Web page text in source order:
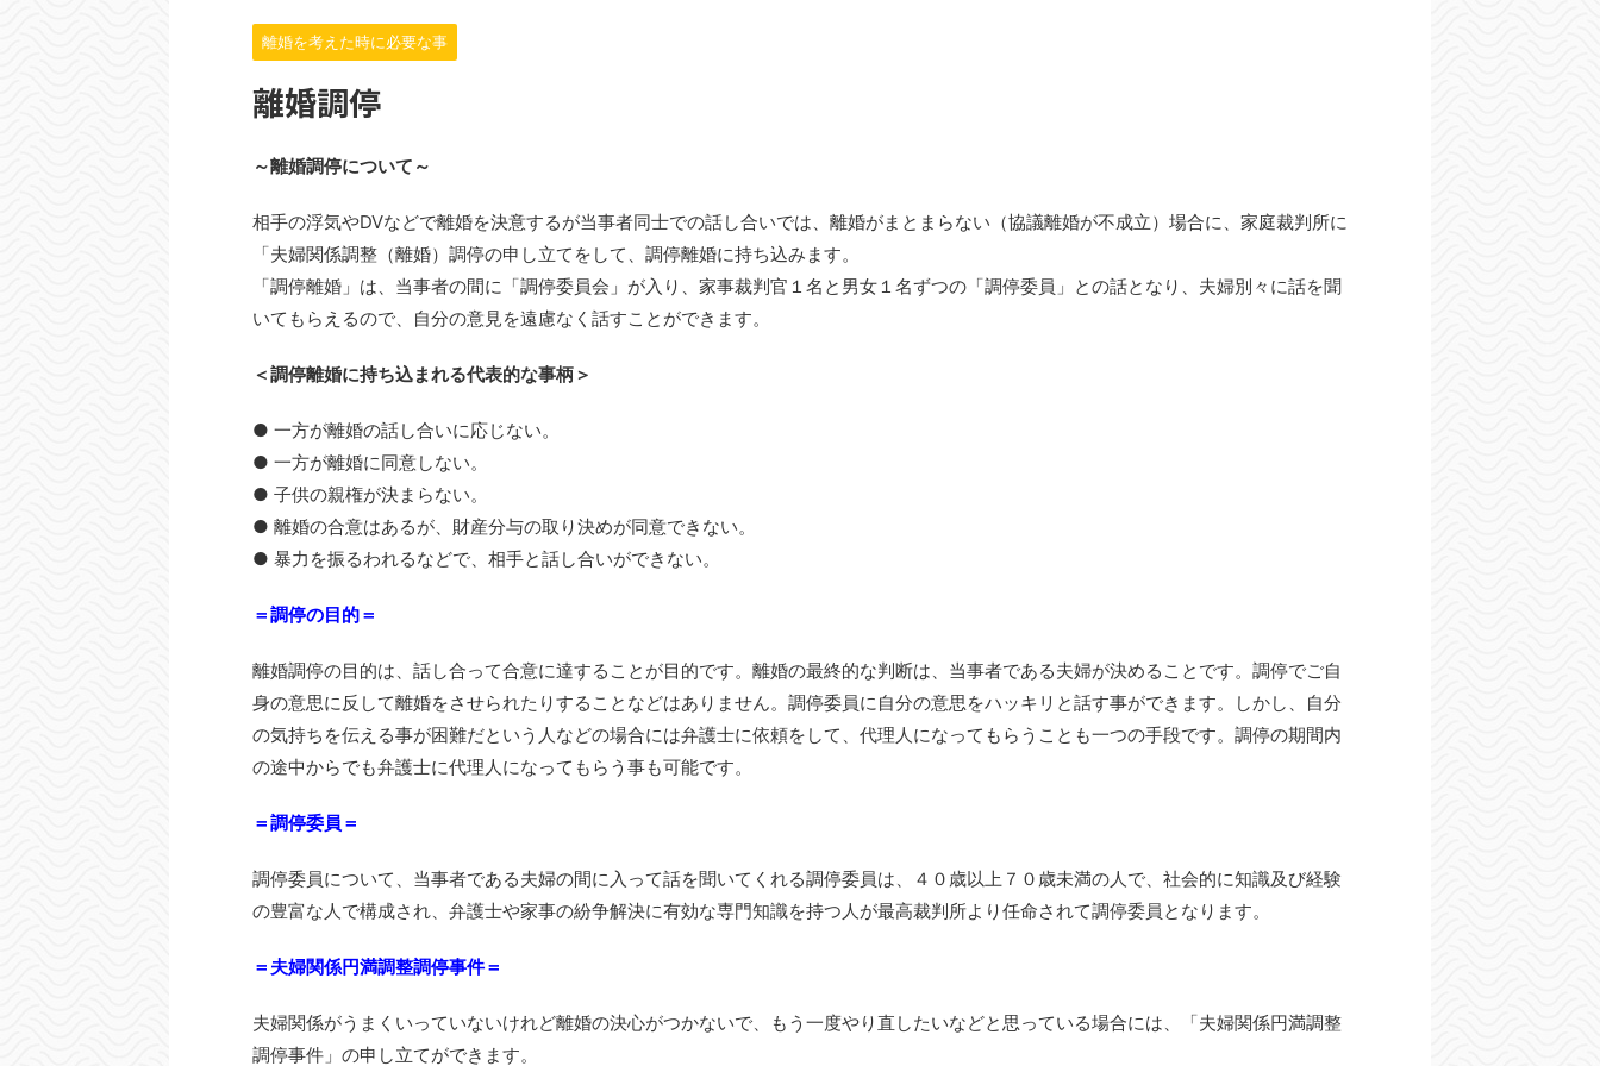
離婚を考えた時に必要な事
離婚調停
～離婚調停について～
相手の浮気やDVなどで離婚を決意するが当事者同士での話し合いでは、離婚がまとまらない（協議離婚が不成立）場合に、家庭裁判所に
「夫婦関係調整（離婚）調停の申し立てをして、調停離婚に持ち込みます。
「調停離婚」は、当事者の間に「調停委員会」が入り、家事裁判官１名と男女１名ずつの「調停委員」との話となり、夫婦別々に話を聞
いてもらえるので、自分の意見を遠慮なく話すことができます。
＜調停離婚に持ち込まれる代表的な事柄＞
● 一方が離婚の話し合いに応じない。
● 一方が離婚に同意しない。
● 子供の親権が決まらない。
● 離婚の合意はあるが、財産分与の取り決めが同意できない。
● 暴力を振るわれるなどで、相手と話し合いができない。
＝調停の目的＝
離婚調停の目的は、話し合って合意に達することが目的です。離婚の最終的な判断は、当事者である夫婦が決めることです。調停でご自
身の意思に反して離婚をさせられたりすることなどはありません。調停委員に自分の意思をハッキリと話す事ができます。しかし、自分
の気持ちを伝える事が困難だという人などの場合には弁護士に依頼をして、代理人になってもらうことも一つの手段です。調停の期間内
の途中からでも弁護士に代理人になってもらう事も可能です。
＝調停委員＝
調停委員について、当事者である夫婦の間に入って話を聞いてくれる調停委員は、４０歳以上７０歳未満の人で、社会的に知識及び経験
の豊富な人で構成され、弁護士や家事の紛争解決に有効な専門知識を持つ人が最高裁判所より任命されて調停委員となります。
＝夫婦関係円満調整調停事件＝
夫婦関係がうまくいっていないけれど離婚の決心がつかないで、もう一度やり直したいなどと思っている場合には、「夫婦関係円満調整
調停事件」の申し立てができます。